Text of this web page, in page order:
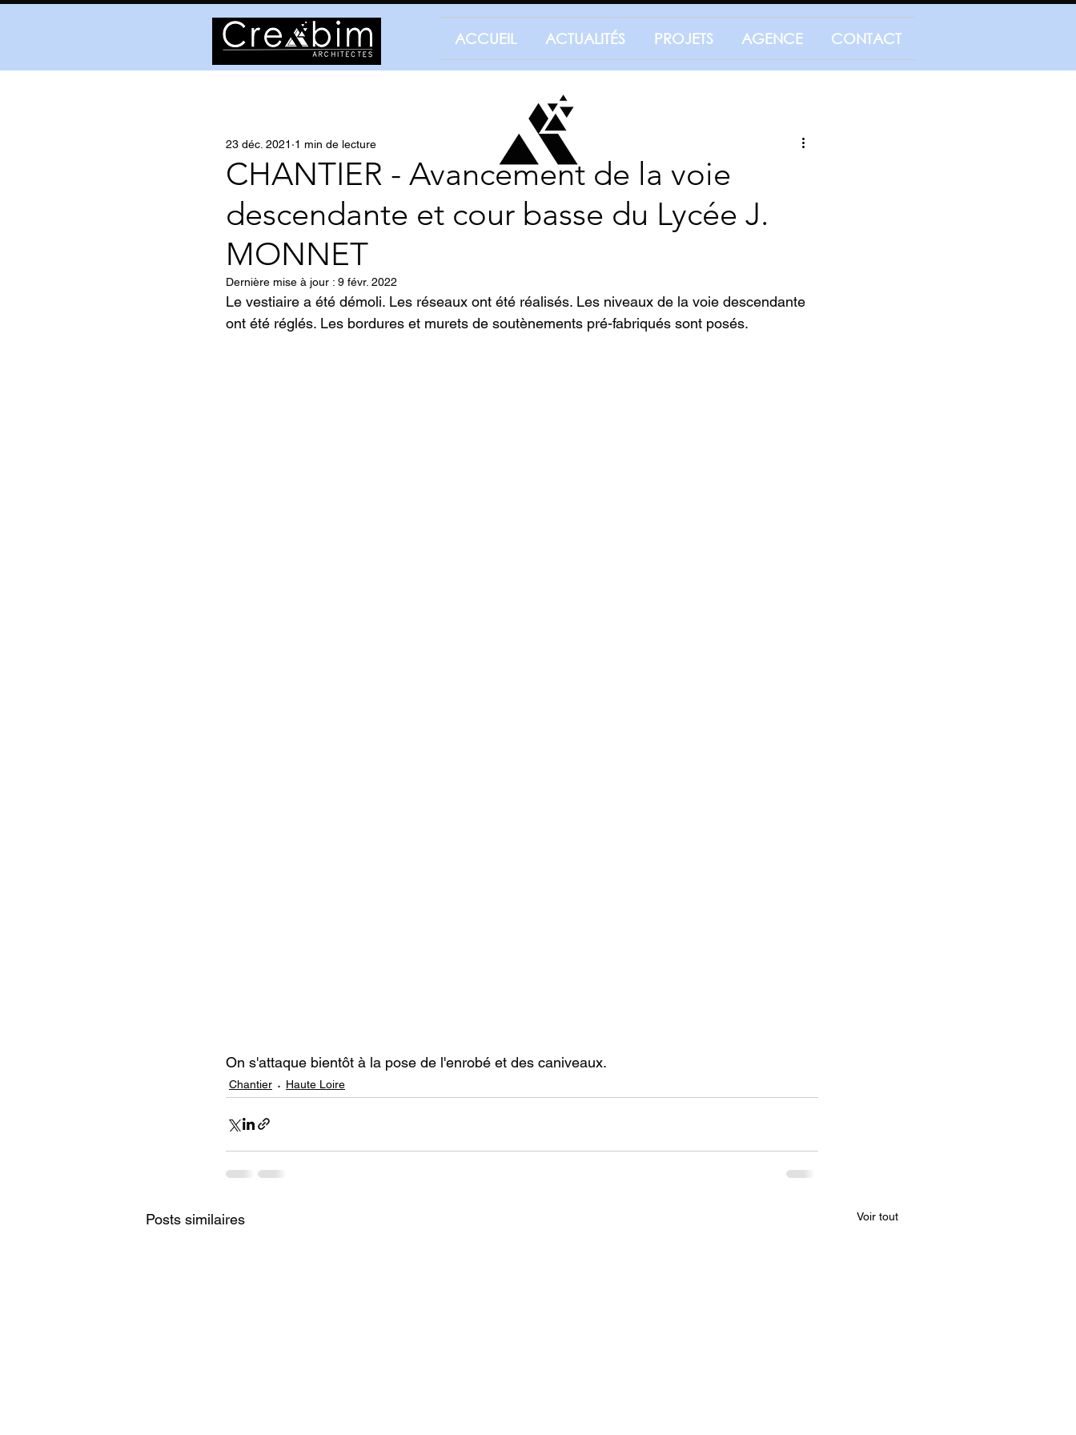
ACCUEIL ACTUALITÉS PROJETS AGENCE CONTACT
CHANTIER - Avancement de la voie
descendante et cour basse du Lycée J.
MONNET
23 déc. 2021 1 min de lecture
Dernière mise à jour : 9 févr. 2022
Le vestiaire a été démoli. Les réseaux ont été réalisés. Les niveaux de la voie descendante
ont été réglés. Les bordures et murets de soutènements pré-fabriqués sont posés.
On s'attaque bientôt à la pose de l'enrobé et des caniveaux.
Chantier Haute Loire
Posts similaires Voir tout